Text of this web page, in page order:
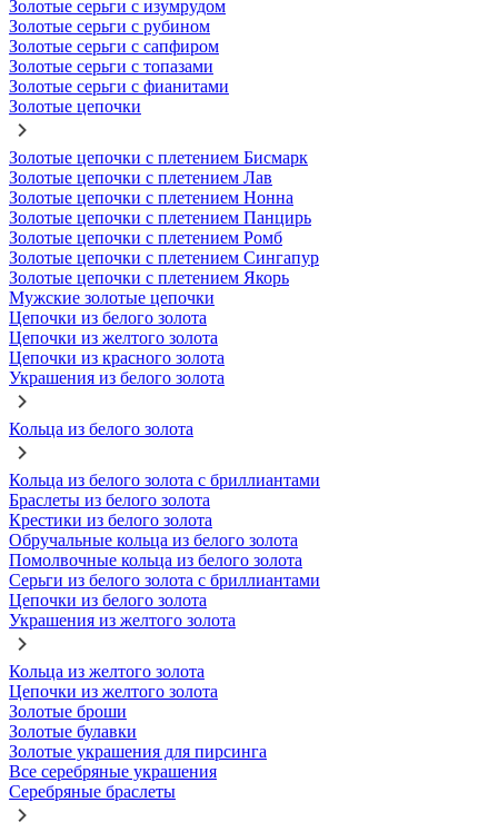
Золотые серьги с изумрудом
Золотые серьги с рубином
Золотые серьги с сапфиром
Золотые серьги с топазами
Золотые серьги с фианитами
Золотые цепочки
Золотые цепочки с плетением Бисмарк
Золотые цепочки с плетением Лав
Золотые цепочки с плетением Нонна
Золотые цепочки с плетением Панцирь
Золотые цепочки с плетением Ромб
Золотые цепочки с плетением Сингапур
Золотые цепочки с плетением Якорь
Мужские золотые цепочки
Цепочки из белого золота
Цепочки из желтого золота
Цепочки из красного золота
Украшения из белого золота
Кольца из белого золота
Кольца из белого золота с бриллиантами
Браслеты из белого золота
Крестики из белого золота
Обручальные кольца из белого золота
Помолвочные кольца из белого золота
Серьги из белого золота с бриллиантами
Цепочки из белого золота
Украшения из желтого золота
Кольца из желтого золота
Цепочки из желтого золота
Золотые броши
Золотые булавки
Золотые украшения для пирсинга
Все серебряные украшения
Серебряные браслеты